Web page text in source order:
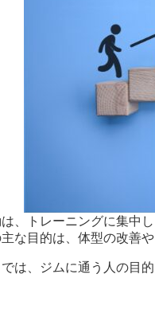
、トレーニングに集中
主な目的は、体型の改善
は、ジムに通う人の目